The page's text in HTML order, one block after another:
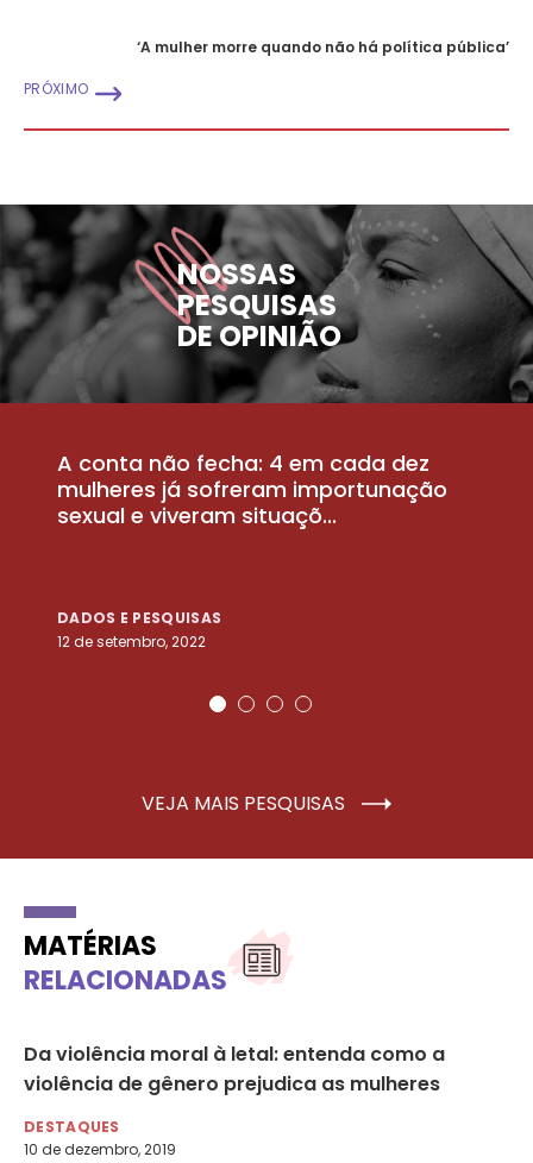
‘A mulher morre quando não há política pública’
PRÓXIMO
NOSSAS
PESQUISAS
DE OPINIÃO
A conta não fecha: 4 em cada dez
mulheres já sofreram importunação
sexual e viveram situaçõ...
DADOS E PESQUISAS
12 de setembro, 2022
VEJA MAIS PESQUISAS
MATÉRIAS
RELACIONADAS
Da violência moral à letal: entenda como a
violência de gênero prejudica as mulheres
DESTAQUES
10 de dezembro, 2019